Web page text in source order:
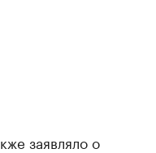
заявляло о